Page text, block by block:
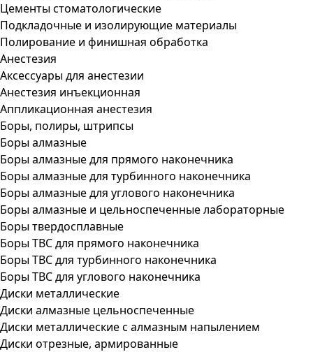
Цементы стоматологические
Подкладочные и изолирующие материалы
Полирование и финишная обработка
Анестезия
Аксессуары для анестезии
Анестезия инъекционная
Аппликационная анестезия
Боры, полиры, штрипсы
Боры алмазные
Боры алмазные для прямого наконечника
Боры алмазные для турбинного наконечника
Боры алмазные для углового наконечника
Боры алмазные и цельноспеченные лабораторные
Боры твердосплавные
Боры ТВС для прямого наконечника
Боры ТВС для турбинного наконечника
Боры ТВС для углового наконечника
Диски металлические
Диски алмазные цельноспеченные
Диски металлические с алмазным напылением
Диски отрезные, армированные